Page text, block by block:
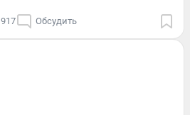
917 Обсудить